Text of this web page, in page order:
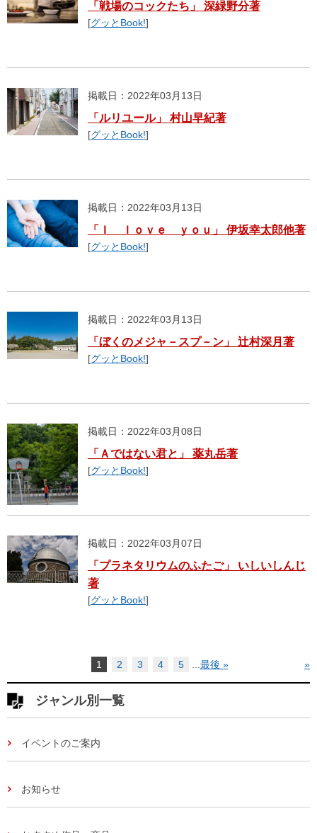
「戦場のコックたち」 深緑野分著
[グッとBook!]
掲載日：2022年03月13日
「ルリユール」 村山早紀著
[グッとBook!]
掲載日：2022年03月13日
「Ｉ ｌｏｖｅ ｙｏｕ」 伊坂幸太郎他著
[グッとBook!]
掲載日：2022年03月13日
「ぼくのメジャ－スプ－ン」 辻村深月著
[グッとBook!]
掲載日：2022年03月08日
「Ａではない君と」 薬丸岳著
[グッとBook!]
掲載日：2022年03月07日
「プラネタリウムのふたご」 いしいしんじ
著
[グッとBook!]
1 2 3 4 5 ... »
最後 »
ジャンル別一覧
イベントのご案内
お知らせ